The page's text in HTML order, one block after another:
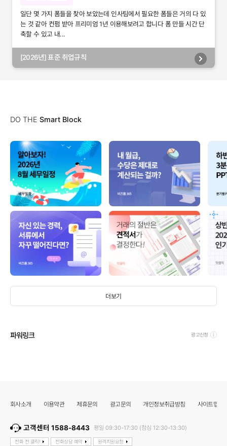
일단 몇 가지 폼들을 찾아 보았는데 인사팀에서 필요한 폼들은 거의 다 있
는 것 같아 컨펌 받아 프리미엄 1년 이용해보려고 합니다 폼 만들 시간 단
축할 수 있고 내...
[2026년] 표준 취업규칙
DO THE Smart Block
더보기
파워링크 광고신청
회사소개 이용약관 제휴문의 광고문의 개인정보취급방침 사이트맵
고객센터 1588-8443 평일 09:30-17:30 (점심 12:30-13:30)
전화 전 클릭! 전화상담 예약 원격지원요청